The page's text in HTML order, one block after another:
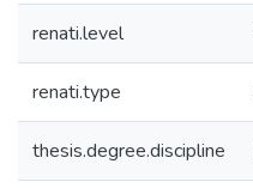
renati.level
renati.type
thesis.degree.discipline